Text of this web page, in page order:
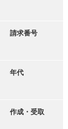
請求番号
年代
作成・受取